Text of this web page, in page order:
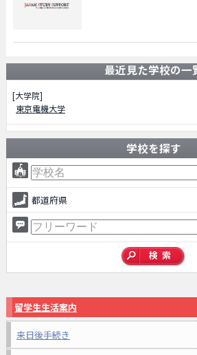
最近見た学校の一
[大学院]
東京電機大学
学校を探す
都道府県
留学生生活案内
来日後手続き